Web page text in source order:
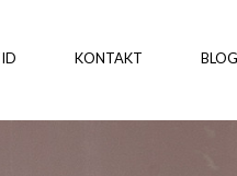
KONTAKT